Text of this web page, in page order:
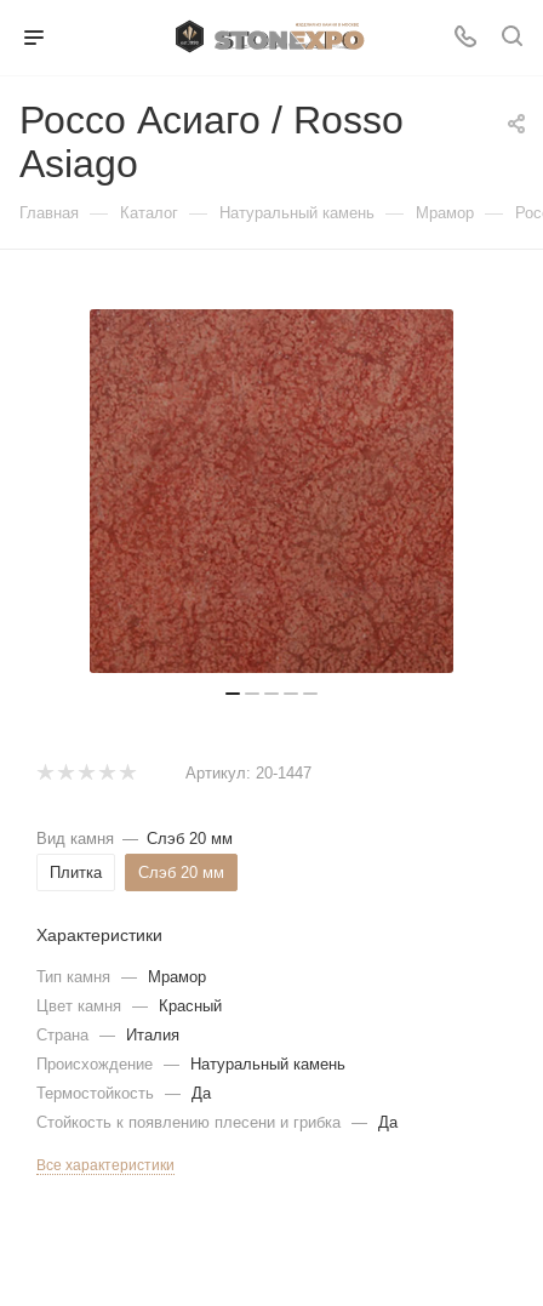
Россо Асиаго / Rosso
Asiago
Главная — Каталог — Натуральный камень — Мрамор —
Артикул: 20-1447
Вид камня — Слэб 20 мм
Плитка
Слэб 20 мм
Характеристики
Тип камня —
Мрамор
Цвет камня
—
Красный
Страна —
Италия
Происхождение —
Натуральный камень
Термостойкость
—
Да
Стойкость к появлению плесени и грибка — Да
Все характеристики